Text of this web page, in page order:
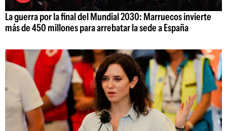
La guerra por la final del Mundial 2030: Marruecos invierte
más de 450 millones para arrebatar la sede a España